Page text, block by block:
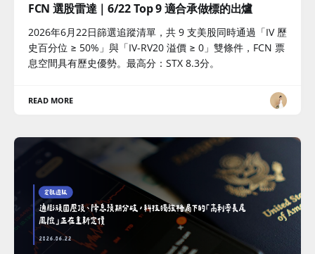
FCN 選股雷達｜6/22 Top 9 適合承做標的出爐
2026年6月22日篩選追蹤清單，共 9 支美股同時通過「IV 歷
史百分位 ≥ 50%」與「IV-RV20 溢價 ≥ 0」雙條件，FCN 票
息空間具有歷史優勢。最高分：STX 8.3分。
READ MORE